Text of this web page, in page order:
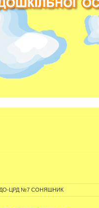
*** НАША
ЗДО-ЦРД №7 СОНЯШНИК